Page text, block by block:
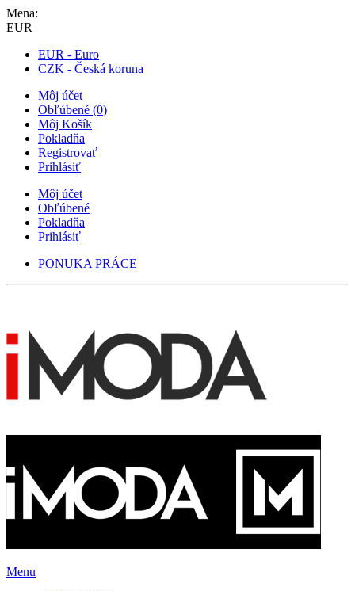
Mena:
EUR
EUR - Euro
CZK - Česká koruna
Môj účet
Obľúbené (0)
Môj Košík
Pokladňa
Registrovať
Prihlásiť
Môj účet
Obľúbené
Pokladňa
Prihlásiť
PONUKA PRÁCE
Menu